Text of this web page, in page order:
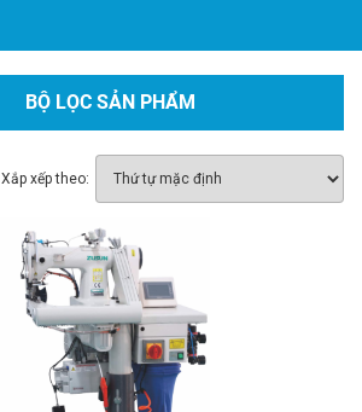
BỘ LỌC SẢN PHẨM
Xắp xếp theo: